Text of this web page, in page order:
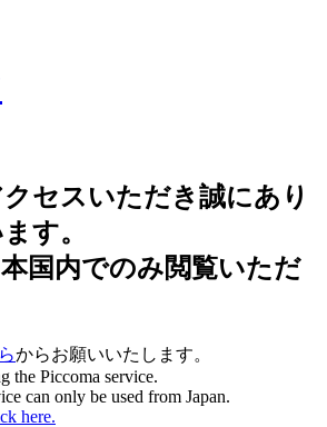
セスいただき誠にあり
す。
国内でのみ閲覧いただ
からお願いいたします。
the Piccoma service.
can only be used from Japan.
here.